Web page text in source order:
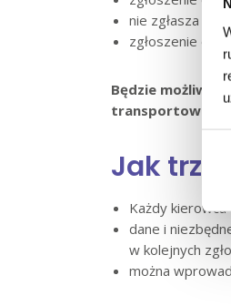
nie zgłasza się
zgłoszenie
Będzie
transportowa
Jak
Każdy
dane i
w kolejnych
można